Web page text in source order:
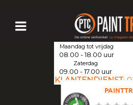
Maandag tot vrijdag
08.00 - 18.00 uur
Zaterdag
09.00 - 17.00 uur
KLANTENDIENST: